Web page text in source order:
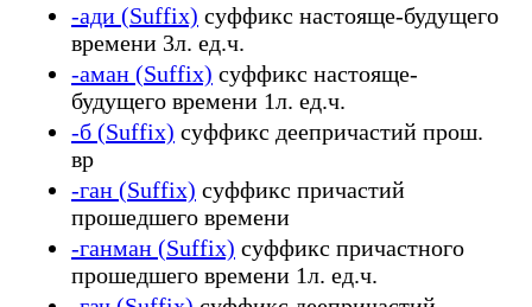
-ади (Suffix) суффикс настояще-будущего
времени 3л. ед.ч.
-аман (Suffix) суффикс настояще-
будущего времени 1л. ед.ч.
-б (Suffix) суффикс деепричастий прош.
вр
-ган (Suffix) суффикс причастий
прошедшего времени
-ганман (Suffix) суффикс причастного
прошедшего времени 1л. ед.ч.